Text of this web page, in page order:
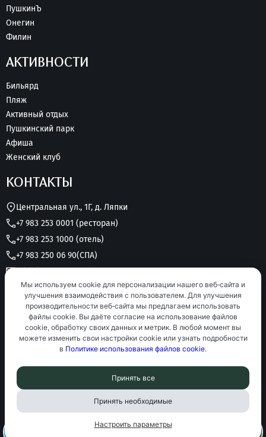
Мы используем cookie для персонализации нашего веб‑сайта и
улучшения взаимодействия с пользователем. Для улучшения
производительности веб‑сайта мы предлагаем использовать
файлы cookie. Вы даёте согласие на использование файлов
cookie, обработку своих данных и метрик. В любой момент вы
можете изменить свои настройки cookie или узнать подробности
в Политике использования файлов cookie.
Принять все
Принять необходимые
Настроить параметры
ПушкинЪ
Онегин
Филин
АКТИВНОСТИ
Бильярд
Пляж
Активный отдых
Пушкинский парк
Афиша
Женский клуб
КОНТАКТЫ
Центральная ул., 1Г, д. Ляпки
+7 983 253 0001 (ресторан)
+7 983 253 1000 (отель)
+7 983 250 06 90(СПА)
Круглосуточно без выходных
Cannot find 'FooterPays' template with page ''
Политика конфиденциальностиОплата и возврат
Правила проживания
Подписаться на рассылку
Оставляя заявку, вы